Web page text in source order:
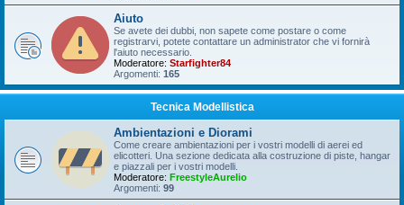
Aiuto
Se avete dei dubbi, non sapete come postare o come
registrarvi, potete contattare un administrator che vi fornirà
l'aiuto necessario.
Moderatore: Starfighter84
Argomenti: 165
Tecnica Modellistica
Ambientazioni e Diorami
Come creare ambientazioni per i vostri modelli di aerei ed
elicotteri. Una sezione dedicata alla costruzione di piste, hangar
e piazzali per i vostri modelli.
Moderatore: FreestyleAurelio
Argomenti: 99